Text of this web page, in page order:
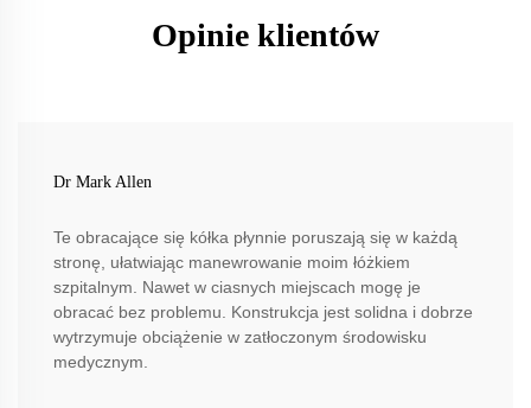
Opinie klientów
Dr Mark Allen
Te obracające się kółka płynnie poruszają się w każdą
stronę, ułatwiając manewrowanie moim łóżkiem
szpitalnym. Nawet w ciasnych miejscach mogę je
obracać bez problemu. Konstrukcja jest solidna i dobrze
wytrzymuje obciążenie w zatłoczonym środowisku
medycznym.